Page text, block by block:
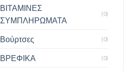
ΒΙΤΑΜΙΝΕΣ
ΣΥΜΠΛΗΡΩΜΑΤΑ
(0)
Βούρτσες (0)
ΒΡΕΦΙΚΑ (0)